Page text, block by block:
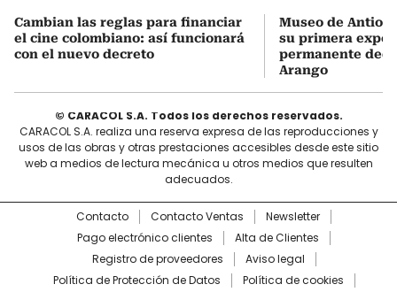
Cambian las reglas para financiar
el cine colombiano: así funcionará
con el nuevo decreto
Museo de
su primera
permanente
Arango
© CARACOL S.A. Todos los derechos reservados.
CARACOL S.A. realiza una reserva expresa de las reproducciones y
usos de las obras y otras prestaciones accesibles desde este sitio
web a medios de lectura mecánica u otros medios que resulten
adecuados.
Contacto Contacto Ventas
Newsletter
Pago electrónico clientes
Alta de Clientes
Registro de proveedores
Aviso legal
Política de Protección de Datos
Política de cookies